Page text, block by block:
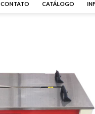
CONTATO CATÁLOGO
Add to